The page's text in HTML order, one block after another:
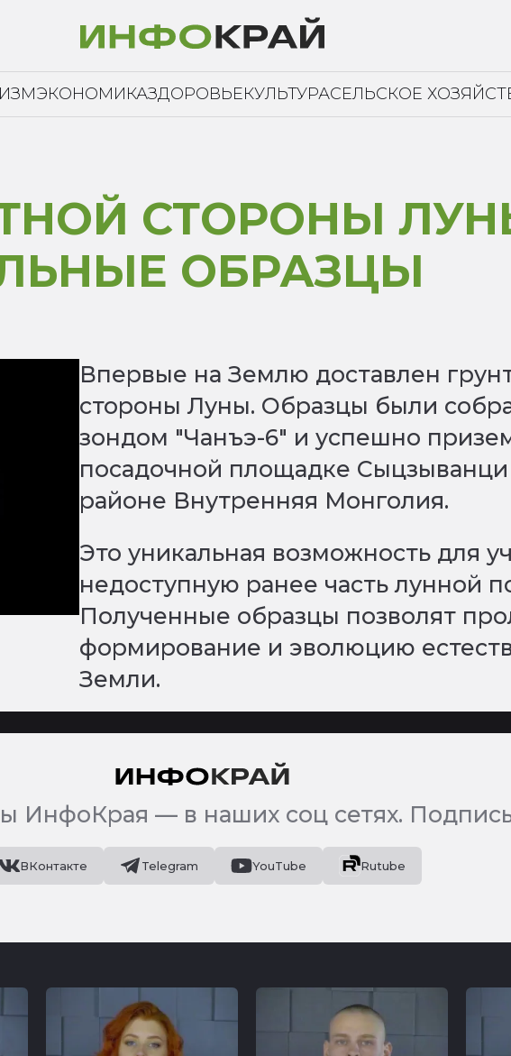
ЭКОНОМИКАЗДОРОВЬЕКУЛЬТУРАСЕЛЬСКОЕ
СТОРОНЫ
ОБРАЗЦЫ
Впервые на Землю доставлен
стороны Луны. Образцы были
зондом "Чанъэ-6" и успешно
посадочной площадке
районе Внутренняя Монголия.
Это уникальная возможность для
недоступную ранее часть лунной
Полученные образцы позволят
формирование и эволюцию
Земли.
ИнфоКрая — в наших соц сетях.
ВКонтакте Telegram YouTube Rutube